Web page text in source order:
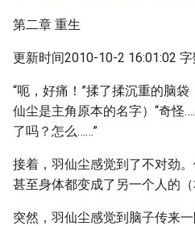
第二章 重生
更新时间2010-10-2 16:01:02
“呃，好痛！”揉了揉沉重的脑
仙尘是主角原本的名字）“奇怪
了吗？怎么……”
接着，羽仙尘感觉到了不对劲
甚至身体都变成了另一个人的（
突然，羽仙尘感觉到脑子传来